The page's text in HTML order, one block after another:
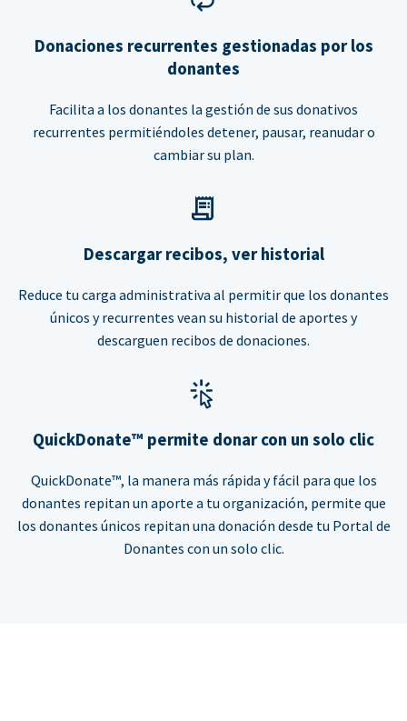
Donaciones recurrentes gestionadas por los
donantes
Facilita a los donantes la gestión de sus donativos
recurrentes permitiéndoles detener, pausar, reanudar o
cambiar su plan.
Descargar recibos, ver historial
Reduce tu carga administrativa al permitir que los donantes
únicos y recurrentes vean su historial de aportes y
descarguen recibos de donaciones.
QuickDonate™ permite donar con un solo clic
QuickDonate™, la manera más rápida y fácil para que los
donantes repitan un aporte a tu organización, permite que
los donantes únicos repitan una donación desde tu Portal de
Donantes con un solo clic.